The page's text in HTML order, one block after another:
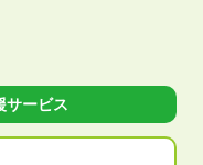
ービス